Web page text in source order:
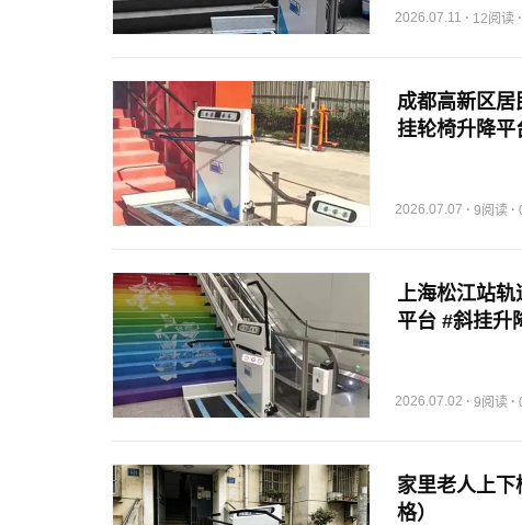
2026.07.11 · 12阅读 ·
成都高新区
挂轮椅升降平
2026.07.07 · 9阅读 ·
上海松江站
平台 #斜挂升
2026.07.02 · 9阅读 ·
家里老人上
格）